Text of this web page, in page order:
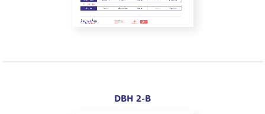
DBH 2-B